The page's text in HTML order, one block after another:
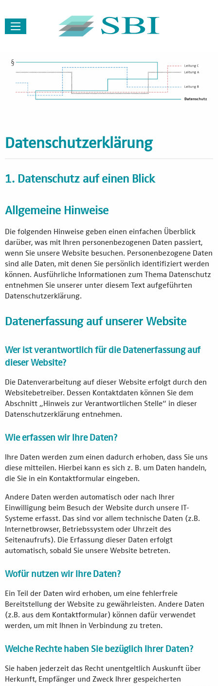
Menü
Datenschutzerklärung
1. Datenschutz auf einen Blick
Allgemeine Hinweise
Die folgenden Hinweise geben einen einfachen Überblick
darüber, was mit Ihren personenbezogenen Daten passiert,
wenn Sie unsere Website besuchen. Personenbezogene Daten
sind alle Daten, mit denen Sie persönlich identifiziert werden
können. Ausführliche Informationen zum Thema Datenschutz
entnehmen Sie unserer unter diesem Text aufgeführten
Datenschutzerklärung.
Datenerfassung auf unserer Website
Wer ist verantwortlich für die Datenerfassung auf
dieser Website?
Die Datenverarbeitung auf dieser Website erfolgt durch den
Websitebetreiber. Dessen Kontaktdaten können Sie dem
Abschnitt „Hinweis zur Verantwortlichen Stelle“ in dieser
Datenschutzerklärung entnehmen.
Wie erfassen wir Ihre Daten?
Ihre Daten werden zum einen dadurch erhoben, dass Sie uns
diese mitteilen. Hierbei kann es sich z. B. um Daten handeln,
die Sie in ein Kontaktformular eingeben.
Andere Daten werden automatisch oder nach Ihrer
Einwilligung beim Besuch der Website durch unsere IT-
Systeme erfasst. Das sind vor allem technische Daten (z.B.
Internetbrowser, Betriebssystem oder Uhrzeit des
Seitenaufrufs). Die Erfassung dieser Daten erfolgt
automatisch, sobald Sie unsere Website betreten.
Wofür nutzen wir Ihre Daten?
Ein Teil der Daten wird erhoben, um eine fehlerfreie
Bereitstellung der Website zu gewährleisten. Andere Daten
(z.B. aus dem Kontaktformular) können dafür verwendet
werden, um mit Ihnen in Verbindung zu treten.
Welche Rechte haben Sie bezüglich Ihrer Daten?
Sie haben jederzeit das Recht unentgeltlich Auskunft über
Herkunft, Empfänger und Zweck Ihrer gespeicherten